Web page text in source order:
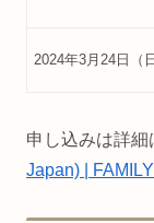
2024年3月24日（日
申し込みは詳
Japan) |